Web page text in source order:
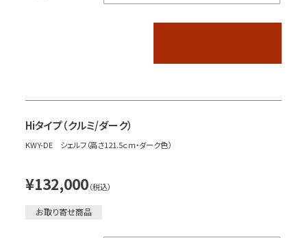
Hiタイプ（クルミ/ダーク）
KWY-DE シェルフ（高さ121.5ｃｍ・ダーク色）
¥132,000（税込）
お取り寄せ商品